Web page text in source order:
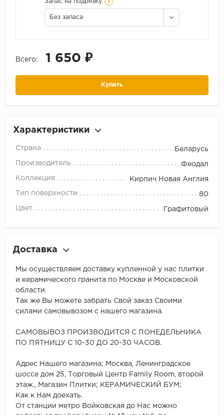
Запас на подрезку
Без запаса
Всего: 1 650 ₽
Купить
Характеристики
Страна Беларусь
Производитель Феодал
Коллекция Кирпич Новая Англия
Тип поверхности 80
Цвет Графитовый
Доставка
Мы осуществляем доставку купленной у нас плитки
и керамического гранита по Москве и Московской
области.
Так же Вы можете забрать Свой заказ Своими
силами самовывозом с нашего магазина.
САМОВЫВОЗ ПРОИЗВОДИТСЯ С ПОНЕДЕЛЬНИКА
ПО ПЯТНИЦУ С 10-30 ДО 20-30 ЧАСОВ.
Адрес Нашего магазина; Москва, Ленинградское
шоссе дом 25, Торговый Центр Family Room, второй
этаж., Магазин Плитки; КЕРАМИЧЕСКИЙ БУМ;
Как к Нам доехать.
От станции метро Войковская до Нас можно